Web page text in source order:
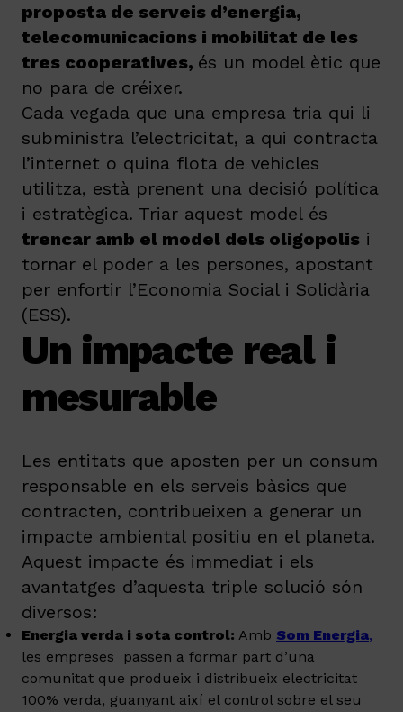
proposta de serveis d’energia,
telecomunicacions i mobilitat de les
tres cooperatives, és un model ètic que
no para de créixer.
Cada vegada que una empresa tria qui li
subministra l’electricitat, a qui contracta
l’internet o quina flota de vehicles
utilitza, està prenent una decisió política
i estratègica. Triar aquest model és
trencar amb el model dels oligopolis i
tornar el poder a les persones, apostant
per enfortir l’Economia Social i Solidària
(ESS).
Un impacte real i
mesurable
Les entitats que aposten per un consum
responsable en els serveis bàsics que
contracten, contribueixen a generar un
impacte ambiental positiu en el planeta.
Aquest impacte és immediat i els
avantatges d’aquesta triple solució són
diversos:
Energia verda i sota control: Amb Som Energia,
les empreses passen a formar part d’una
comunitat que produeix i distribueix electricitat
100% verda, guanyant així el control sobre el seu